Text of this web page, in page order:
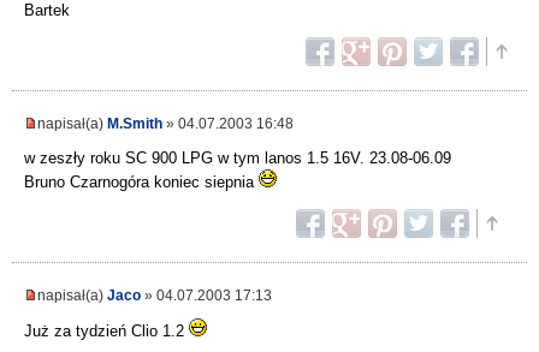
Bartek
napisał(a) M.Smith » 04.07.2003 16:48
w zeszły roku SC 900 LPG w tym lanos 1.5 16V. 23.08-06.09
Bruno Czarnogóra koniec siepnia
napisał(a) Jaco » 04.07.2003 17:13
Już za tydzień Clio 1.2